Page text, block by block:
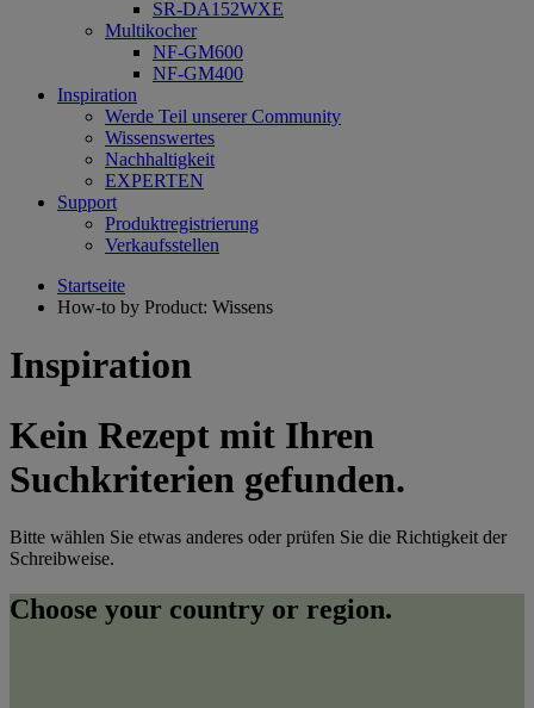
SR-DA152WXE
Multikocher
NF-GM600
NF-GM400
Inspiration
Werde Teil unserer Community
Wissenswertes
Nachhaltigkeit
EXPERTEN
Support
Produktregistrierung
Verkaufsstellen
Startseite
How-to by Product: Wissens
Inspiration
Kein Rezept mit Ihren
Suchkriterien gefunden.
Bitte wählen Sie etwas anderes oder prüfen Sie die Richtigkeit der
Schreibweise.
Choose your country or region.